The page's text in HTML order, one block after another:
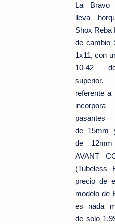
La Bravo
lleva
Shox Reba
de cambio
1x11, con
10-42
referente a
pasantes
de 15mm
de
AVANT
(Tubeless
precio de
modelo de
es nada
de solo